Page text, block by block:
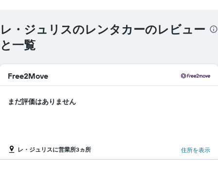
レ・ジュリスのレンタカーのレビュー
と一覧
Free2Move
まだ評価はありません
レ・ジュリスに営業所3ヵ所 住所を表示